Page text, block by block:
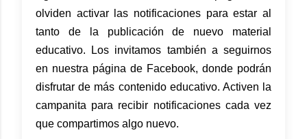
olviden activar las notificaciones para estar al
tanto de la publicación de nuevo material
educativo. Los invitamos también a seguirnos
en nuestra página de Facebook, donde podrán
disfrutar de más contenido educativo. Activen la
campanita para recibir notificaciones cada vez
que compartimos algo nuevo.